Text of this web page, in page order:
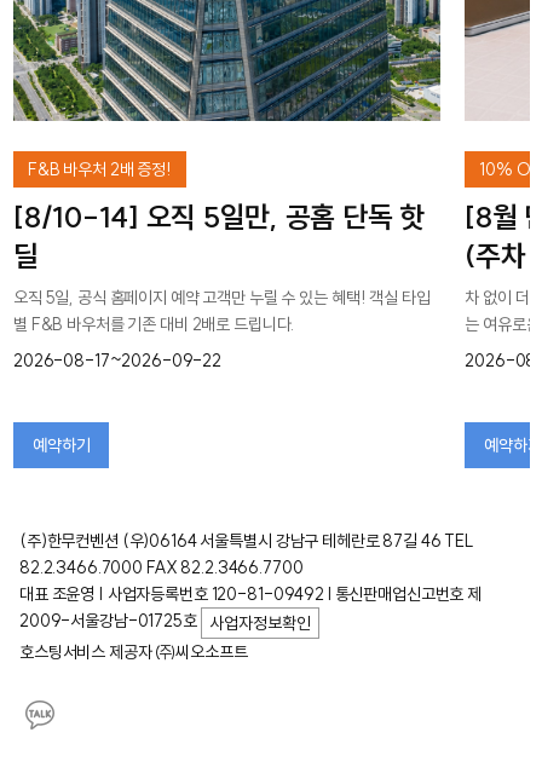
F&B 바우처 2배 증정!
[8/10-14] 오직 5일만, 공홈 단독 핫
딜
오직 5일, 공식 홈페이지 예약 고객만 누릴 수 있는 혜택! 객실 타입
별 F&B 바우처를 기존 대비 2배로 드립니다.
2026-08-17~2026-09-22
예약하기
10%
[8월
(주차
차 없이 더
는 여유로
2026-
예약하기
(주)한무컨벤션 (우)06164 서울특별시 강남구 테헤란로 87길 46 TEL
82.2.3466.7000 FAX 82.2.3466.7700
대표 조윤영 | 사업자등록번호 120-81-09492 l 통신판매업신고번호 제
2009-서울강남-01725호
사업자정보확인
호스팅서비스 제공자 ㈜씨오소프트